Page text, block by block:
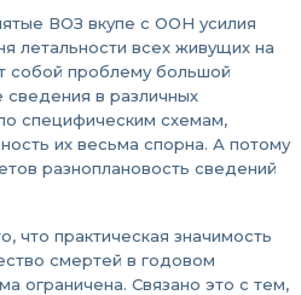
ВОЗ вкупе с ООН усилия
летальности всех живущих на
собой проблему большой
сведения в различных
специфическим схемам,
их весьма спорна. А потому
разноплановость сведений
что практическая значимость
смертей в годовом
ограничена. Связано это с тем,